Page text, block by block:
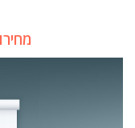
מחירון